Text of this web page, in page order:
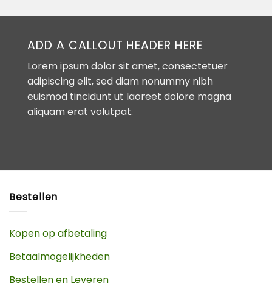
ADD A CALLOUT HEADER HERE
Lorem ipsum dolor sit amet, consectetuer
adipiscing elit, sed diam nonummy nibh
euismod tincidunt ut laoreet dolore magna
aliquam erat volutpat.
Bestellen
Kopen op afbetaling
Betaalmogelijkheden
Bestellen en Leveren